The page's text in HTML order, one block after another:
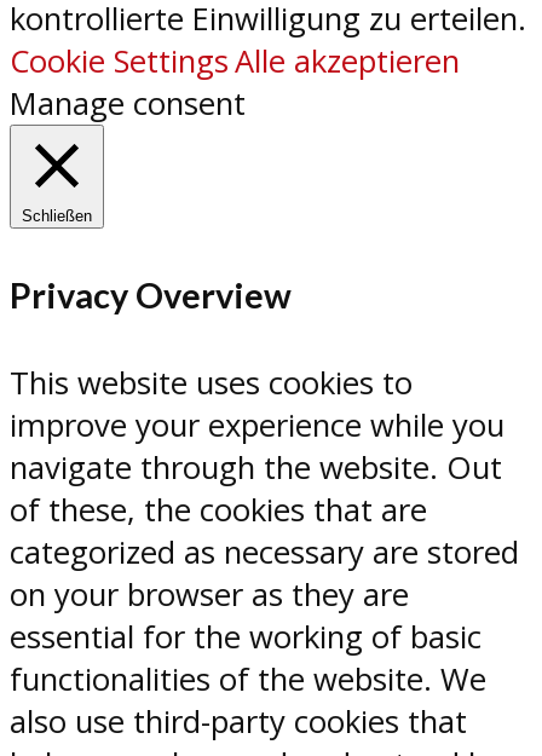
kontrollierte Einwilligung zu erteilen.
Cookie SettingsAlle akzeptieren
Manage consent
Schließen
Privacy Overview
This website uses cookies to
improve your experience while you
navigate through the website. Out
of these, the cookies that are
categorized as necessary are stored
on your browser as they are
essential for the working of basic
functionalities of the website. We
also use third-party cookies that